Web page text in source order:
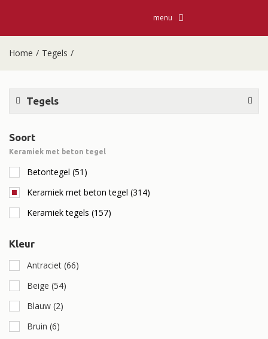
menu
Home / Tegels /
Tegels
Soort
Keramiek met beton tegel
Betontegel (51)
Keramiek met beton tegel (314)
Keramiek tegels (157)
Kleur
Antraciet (66)
Beige (54)
Blauw (2)
Bruin (6)